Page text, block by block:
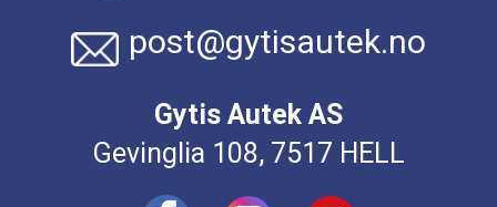
post@gytisautek.no
Gytis Autek AS
Gevinglia 108, 7517 HELL